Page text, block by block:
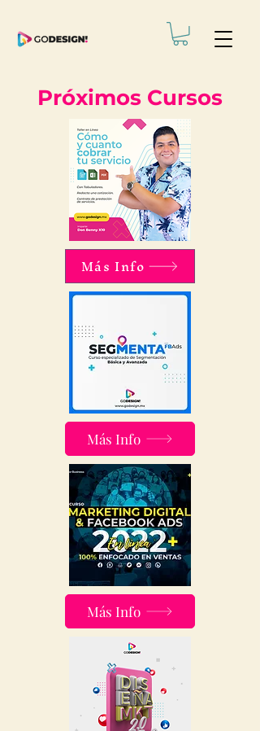
Próximos Cursos
Más Info
Más Info
Más Info